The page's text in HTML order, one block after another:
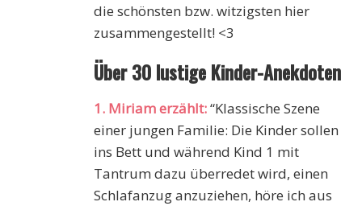
die schönsten bzw. witzigsten hier
zusammengestellt! <3
Über 30 lustige Kinder-Anekdoten
1. Miriam erzählt:“Klassische Szene
einer jungen Familie: Die Kinder sollen
ins Bett und während Kind 1 mit
Tantrum dazu überredet wird, einen
Schlafanzug anzuziehen, höre ich aus